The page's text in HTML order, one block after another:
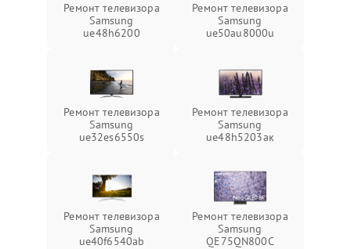
Ремонт телевизора
Samsung
ue48h6200
Ремонт телевизора
Samsung
ue50au8000u
Ремонт телевизора
Samsung
ue32es6550s
Ремонт телевизора
Samsung
ue48h5203aк
Ремонт телевизора
Samsung
ue40f6540ab
Ремонт телевизора
Samsung
QE75QN800C